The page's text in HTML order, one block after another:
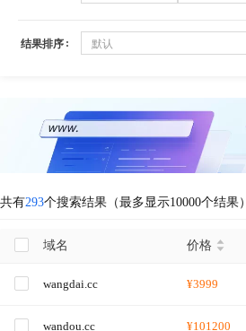
结果排序 默认
共有293个搜索结果（最多显示10000个结果）
域名 价格
wangdai.cc ¥3999
wandou.cc ¥101200